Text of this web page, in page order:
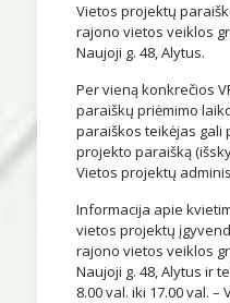
Vietos projektų
rajono vietos veiklos
Naujoji g. 48, Alytus.
Per vieną konkrečios
paraiškų priėmimo
paraiškos teikėjas gali
projekto paraišką
Vietos projektų
Informacija apie
vietos projektų
rajono vietos veiklos
Naujoji g. 48, Alytus ir
8.00 val. iki 17.00 val.